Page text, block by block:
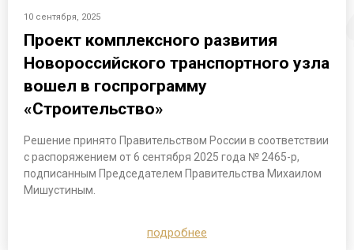
10 сентября, 2025
Проект комплексного развития
Новороссийского транспортного узла
вошел в госпрограмму
«Строительство»
Решение принято Правительством России в соответствии
с распоряжением от 6 сентября 2025 года № 2465-р,
подписанным Председателем Правительства Михаилом
Мишустиным.
подробнее